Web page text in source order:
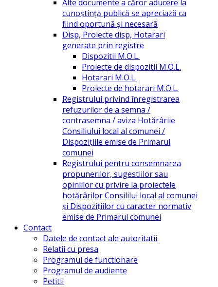
Alte documente a căror aducere la
cunoștință publică se apreciază ca
fiind oportună și necesară
Disp, Proiecte disp, Hotarari
generate prin registre
Dispozitii M.O.L.
Proiecte de dispozitii M.O.L.
Hotarari M.O.L.
Proiecte de hotarari M.O.L.
Registrului privind înregistrarea
refuzurilor de a semna /
contrasemna / aviza Hotărârile
Consiliului local al comunei /
Dispozițiile emise de Primarul
comunei
Registrului pentru consemnarea
propunerilor, sugestiilor sau
opiniilor cu privire la proiectele
hotărârilor Consililui local al comunei
și Dispozițiilor cu caracter normativ
emise de Primarul comunei
Contact
Datele de contact ale autoritatii
Relatii cu presa
Programul de functionare
Programul de audiente
Petitii